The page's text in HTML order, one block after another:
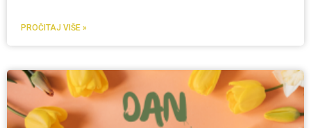
PROČITAJ VIŠE »